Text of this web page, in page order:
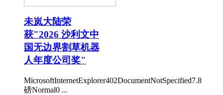
未岚大陆荣
获"2026 沙利文中
国无边界割草机器
人年度公司奖"
MicrosoftInternetExplorer402DocumentNotSpecified7.8
磅Normal0 ...